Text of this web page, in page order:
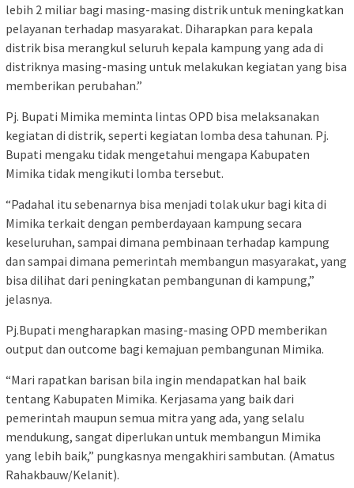
lebih 2 miliar bagi masing-masing distrik untuk meningkatkan
pelayanan terhadap masyarakat. Diharapkan para kepala
distrik bisa merangkul seluruh kepala kampung yang ada di
distriknya masing-masing untuk melakukan kegiatan yang bisa
memberikan perubahan.”
Pj. Bupati Mimika meminta lintas OPD bisa melaksanakan
kegiatan di distrik, seperti kegiatan lomba desa tahunan. Pj.
Bupati mengaku tidak mengetahui mengapa Kabupaten
Mimika tidak mengikuti lomba tersebut.
“Padahal itu sebenarnya bisa menjadi tolak ukur bagi kita di
Mimika terkait dengan pemberdayaan kampung secara
keseluruhan, sampai dimana pembinaan terhadap kampung
dan sampai dimana pemerintah membangun masyarakat, yang
bisa dilihat dari peningkatan pembangunan di kampung,”
jelasnya.
Pj.Bupati mengharapkan masing-masing OPD memberikan
output dan outcome bagi kemajuan pembangunan Mimika.
“Mari rapatkan barisan bila ingin mendapatkan hal baik
tentang Kabupaten Mimika. Kerjasama yang baik dari
pemerintah maupun semua mitra yang ada, yang selalu
mendukung, sangat diperlukan untuk membangun Mimika
yang lebih baik,” pungkasnya mengakhiri sambutan. (Amatus
Rahakbauw/Kelanit).